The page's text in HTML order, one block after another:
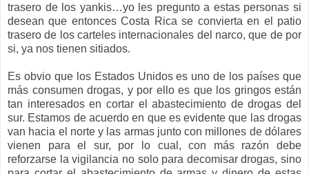
trasero de los yankis…yo les pregunto a estas personas si
desean que entonces Costa Rica se convierta en el patio
trasero de los carteles internacionales del narco, que de por
si, ya nos tienen sitiados.
Es obvio que los Estados Unidos es uno de los países que
más consumen drogas, y por ello es que los gringos están
tan interesados en cortar el abastecimiento de drogas del
sur. Estamos de acuerdo en que es evidente que las drogas
van hacia el norte y las armas junto con millones de dólares
vienen para el sur, por lo cual, con más razón debe
reforzarse la vigilancia no solo para decomisar drogas, sino